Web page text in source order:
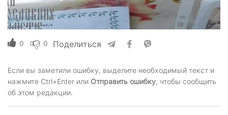
0 0 Поделиться
Если вы заметили ошибку, выделите необходимый текст и
нажмите Ctrl+Enter или Отправить ошибку, чтобы сообщить
об этом редакции.